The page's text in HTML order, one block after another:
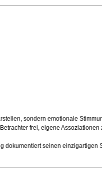
sondern emotionale
frei, eigene
seinen einzigartigen